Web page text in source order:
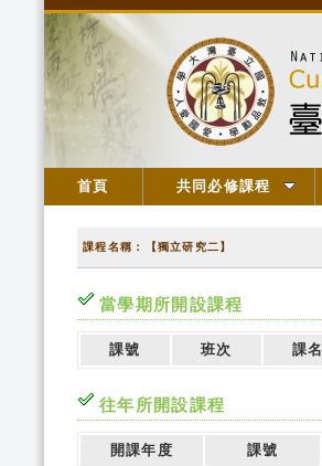
首頁 共同必修課程
課程名稱：【獨立研究二】
當學期所開設課程
課號 班次 課名
往年所開設課程
開課年度 課號